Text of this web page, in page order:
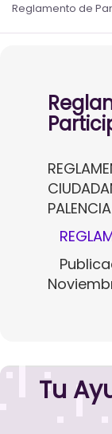
Reglamento de
PALENCIA
Tu